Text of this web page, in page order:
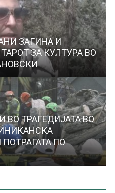
ЗАГИНА И
ЗА КУЛТУРА ВО
ВО ТРАГЕДИЈАТА ВО
ПО